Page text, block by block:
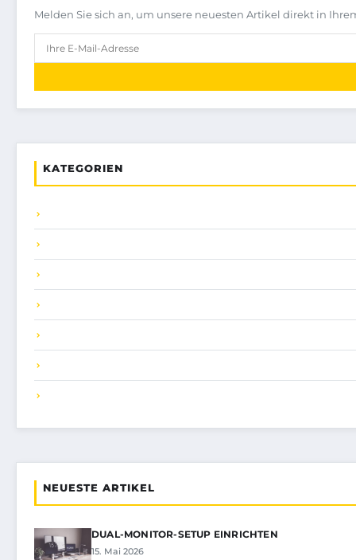
Melden Sie sich an, um unsere neuesten Artikel direkt in
KATEGORIEN
NEUESTE ARTIKEL
DUAL-MONITOR-SETUP EINRICHTEN
15. Mai 2026